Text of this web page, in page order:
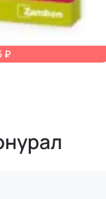
₽